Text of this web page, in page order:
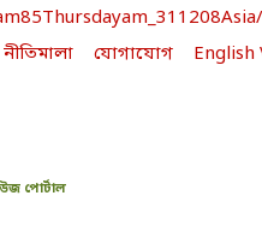
যোগাযোগ English
পোর্টাল